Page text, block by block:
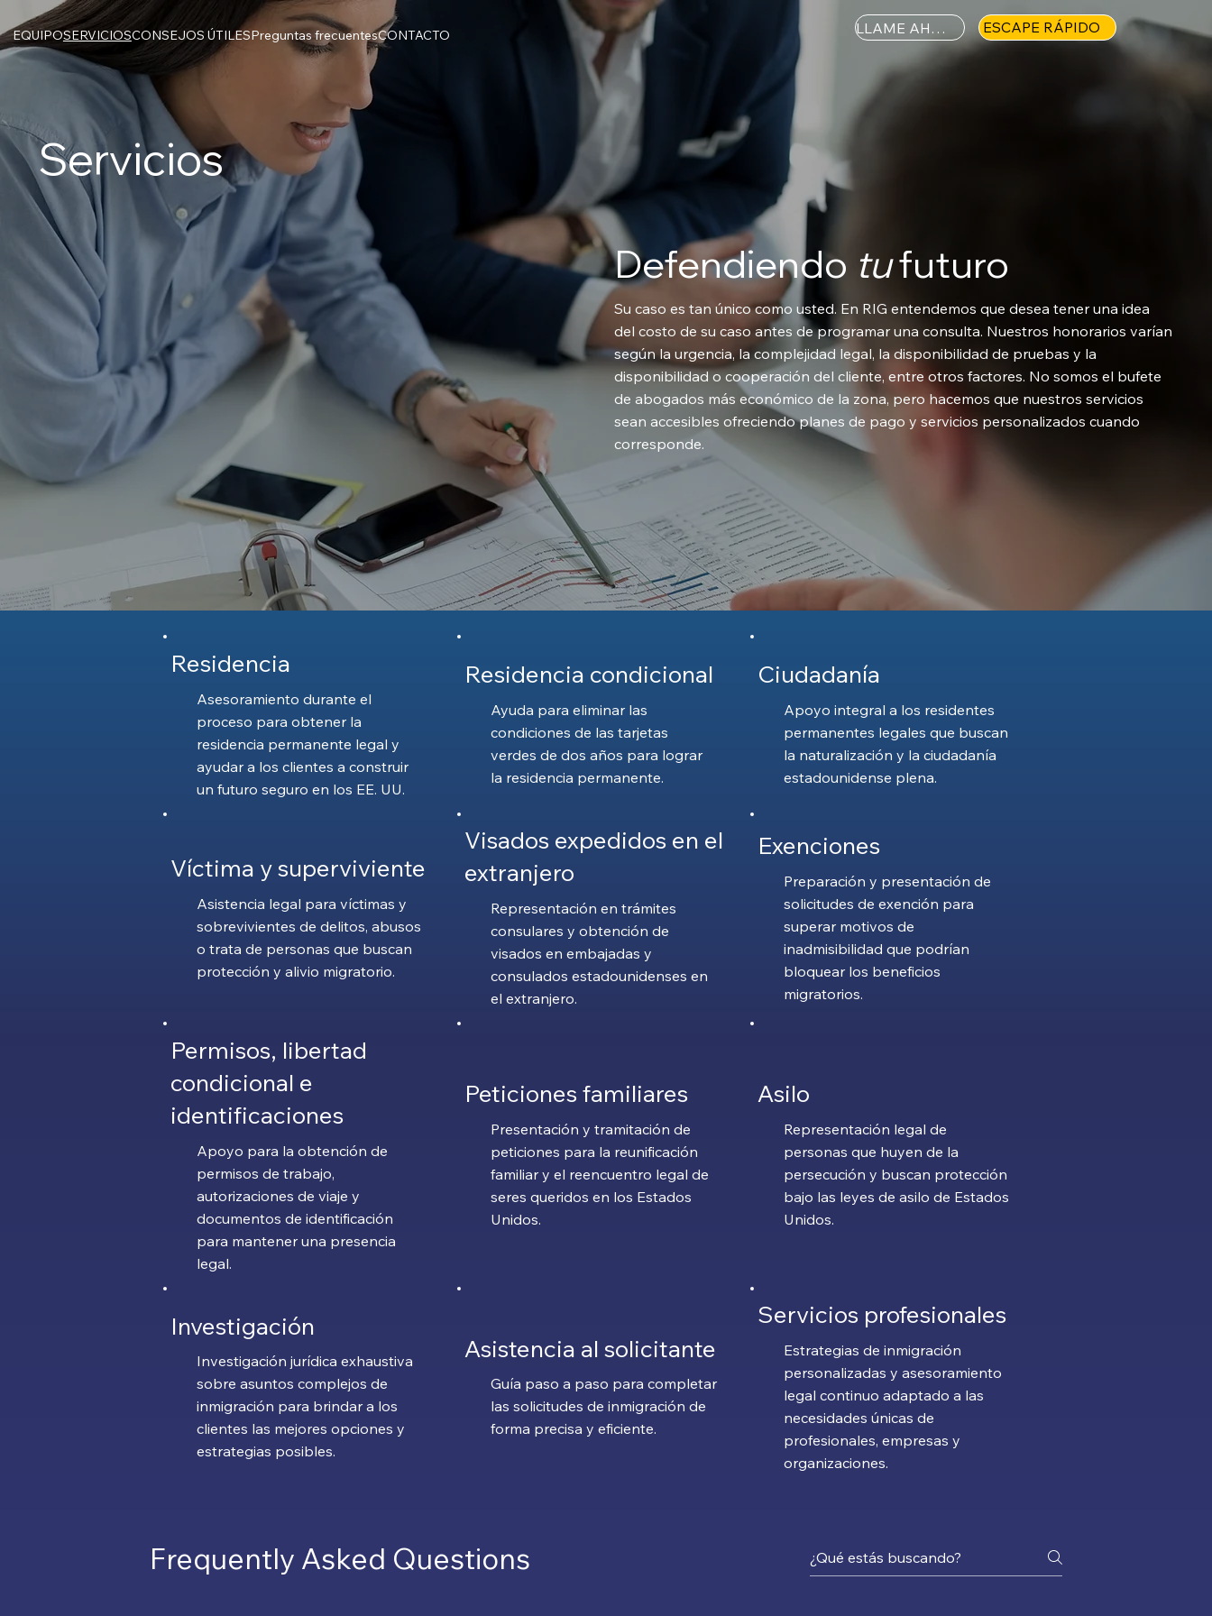
EQUIPOSERVICIOSCONSEJOS ÚTILESPreguntas frecuentesCONTACTO LLAME AHORA ESCAPE RÁPIDO
Servicios
Defendiendo tufuturo
Su caso es tan único como usted. En RIG entendemos que desea tener una idea
del costo de su caso antes de programar una consulta. Nuestros honorarios varían
según la urgencia, la complejidad legal, la disponibilidad de pruebas y la
disponibilidad o cooperación del cliente, entre otros factores. No somos el bufete
de abogados más económico de la zona, pero hacemos que nuestros servicios
sean accesibles ofreciendo planes de pago y servicios personalizados cuando
corresponde.
Residencia
Asesoramiento durante el
proceso para obtener la
residencia permanente legal y
ayudar a los clientes a construir
un futuro seguro en los EE. UU.
Residencia condicional
Ayuda para eliminar las
condiciones de las tarjetas
verdes de dos años para lograr
la residencia permanente.
Ciudadanía
Apoyo integral a los residentes
permanentes legales que buscan
la naturalización y la ciudadanía
estadounidense plena.
Víctima y superviviente
Asistencia legal para víctimas y
sobrevivientes de delitos, abusos
o trata de personas que buscan
protección y alivio migratorio.
Visados expedidos en el
extranjero
Representación en trámites
consulares y obtención de
visados en embajadas y
consulados estadounidenses en
el extranjero.
Exenciones
Preparación y presentación de
solicitudes de exención para
superar motivos de
inadmisibilidad que podrían
bloquear los beneficios
migratorios.
Permisos, libertad
condicional e
identificaciones
Apoyo para la obtención de
permisos de trabajo,
autorizaciones de viaje y
documentos de identificación
para mantener una presencia
legal.
Peticiones familiares
Presentación y tramitación de
peticiones para la reunificación
familiar y el reencuentro legal de
seres queridos en los Estados
Unidos.
Asilo
Representación legal de
personas que huyen de la
persecución y buscan protección
bajo las leyes de asilo de Estados
Unidos.
Investigación
Investigación jurídica exhaustiva
sobre asuntos complejos de
inmigración para brindar a los
clientes las mejores opciones y
estrategias posibles.
Asistencia al solicitante
Guía paso a paso para completar
las solicitudes de inmigración de
forma precisa y eficiente.
Servicios profesionales
Estrategias de inmigración
personalizadas y asesoramiento
legal continuo adaptado a las
necesidades únicas de
profesionales, empresas y
organizaciones.
Frequently Asked Questions